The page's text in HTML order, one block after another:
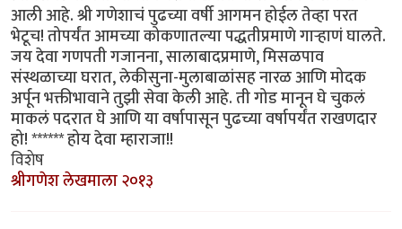
आली आहे. श्री गणेशाचं पुढच्या वर्षी आगमन होईल तेव्हा परत
भेटूच! तोपर्यंत आमच्या कोकणातल्या पद्धतीप्रमाणे गार्‍हाणं घालते.
जय देवा गणपती गजानना, सालाबादप्रमाणे, मिसळपाव
संस्थळाच्या घरात, लेकीसुना-मुलाबाळांसह नारळ आणि मोदक
अर्पून भक्तीभावाने तुझी सेवा केली आहे. ती गोड मानून घे चुकलं
माकलं पदरात घे आणि या वर्षापासून पुढच्या वर्षापर्यंत राखणदार
हो! ****** होय देवा म्हाराजा!!
विशेष
श्रीगणेश लेखमाला २०१३